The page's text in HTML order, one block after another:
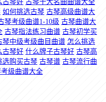
古琴好 古琴十大名曲曲谱大全
如何挑选古琴 古琴高级曲谱大
琴考级曲谱1-10级 古琴曲谱大
古琴指法练习曲谱 古琴初学买
琴中级考级曲目曲谱 怎么挑选
古琴好 什么牌子古琴好 古琴高
选购买古琴 古琴谱 古琴流行曲
级曲谱大全